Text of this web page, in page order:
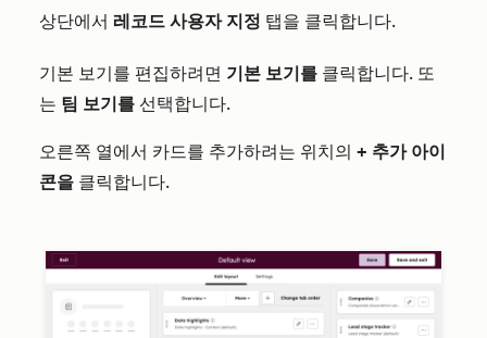
상단에서 레코드 사용자 지정 탭을 클릭합니다.
기본 보기를 편집하려면 기본 보기를 클릭합니다. 또
는 팀 보기를 선택합니다.
오른쪽 열에서 카드를 추가하려는 위치의 + 추가 아이
콘을 클릭합니다.